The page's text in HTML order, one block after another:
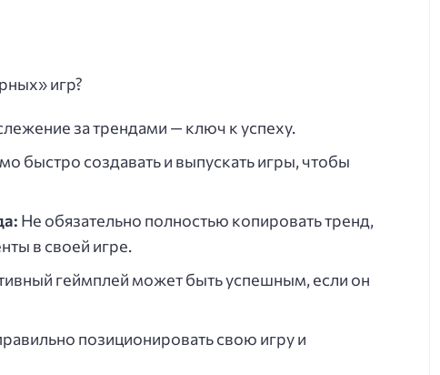
игр?
за трендами — ключ к успеху.
быстро создавать и выпускать игры, чтобы
Не обязательно полностью копировать тренд,
в своей игре.
геймплей может быть успешным, если он
позиционировать свою игру и